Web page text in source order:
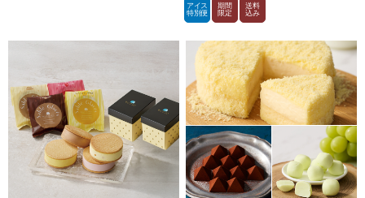
アイス
特別便
期間
限定
送料
込み